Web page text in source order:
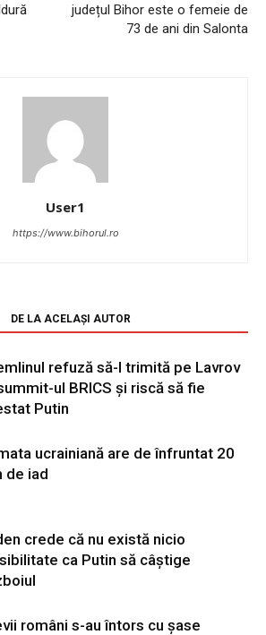
județul Bihor este o femeie de
73 de ani din Salonta
User1
https://www.bihorul.ro
DE LA ACELAȘI AUTOR
refuză să-l trimită pe Lavrov
ul BRICS și riscă să fie
Putin
ucrainiană are de înfruntat 20
de iad
crede că nu există nicio
ca Putin să câştige
români s-au întors cu şase